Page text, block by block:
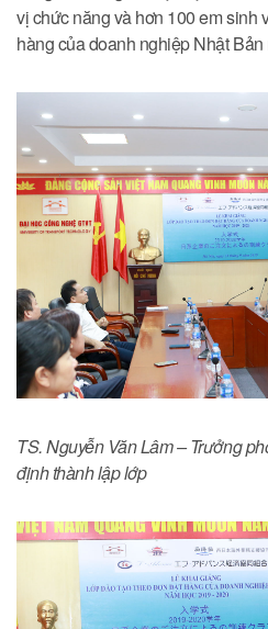
vị chức năng và hơn 100 em sinh
hàng của doanh nghiệp Nhật
TS. Nguyễn Văn Lâm – Trưởng
định thành lập lớp